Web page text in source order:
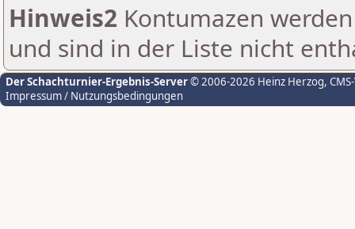
Hinweis2 Kontumazen
und sind in der Liste nicht
Der Schachturnier-Ergebnis-Server© 2006-2026 Heinz Herzog,
Impressum / Nutzungsbedingungen